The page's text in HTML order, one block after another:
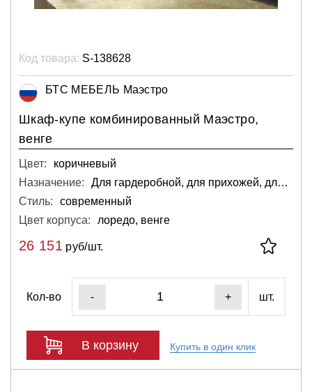
Код товара: S-138628
БТС МЕБЕЛЬ Маэстро
Шкаф-купе комбинированный Маэстро,
венге
Цвет:
коричневый
Назначение:
Для гардеробной, для прихожей, для спальни
Стиль:
современный
Цвет корпуса:
лоредо, венге
26 151 руб/шт.
Кол-во - + шт.
В корзину Купить в один клик